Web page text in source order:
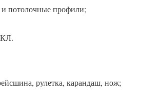
потолочные профили;
рулетка, карандаш, нож;